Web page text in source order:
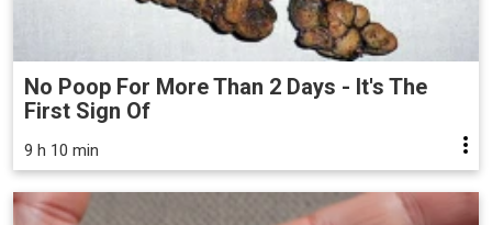
No Poop For More Than 2 Days - It's The
First Sign Of
9 h 10 min